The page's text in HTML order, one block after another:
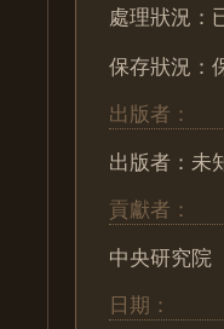
處理狀況：
保存狀況：
出版者：
出版者：未
貢獻者：
中央研究院
日期：